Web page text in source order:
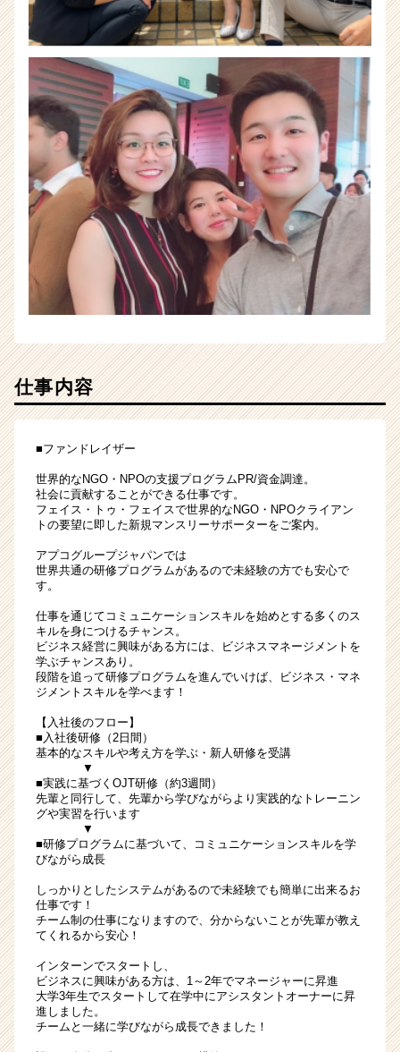
成
長
企
か
ら
カ
ウ
ト
が
届
く
就
活
サ
イ
ャ
リ
仕事内容
■ファンドレイザー
世界的なNGO・NPOの支援プログラムPR/資金調達。
社会に貢献することができる仕事です。
フェイス・トゥ・フェイスで世界的なNGO・NPOクライアン
トの要望に即した新規マンスリーサポーターをご案内。
アプコグループジャパンでは
世界共通の研修プログラムがあるので未経験の方でも安心で
す。
仕事を通じてコミュニケーションスキルを始めとする多くのス
キルを身につけるチャンス。
ビジネス経営に興味がある方には、ビジネスマネージメントを
学ぶチャンスあり。
段階を追って研修プログラムを進んでいけば、ビジネス・マネ
ジメントスキルを学べます！
【入社後のフロー】
■入社後研修（2日間）
基本的なスキルや考え方を学ぶ・新人研修を受講
▼
■実践に基づくOJT研修（約3週間）
先輩と同行して、先輩から学びながらより実践的なトレーニン
グや実習を行います
▼
■研修プログラムに基づいて、コミュニケーションスキルを学
びながら成長
しっかりとしたシステムがあるので未経験でも簡単に出来るお
仕事です！
チーム制の仕事になりますので、分からないことが先輩が教え
てくれるから安心！
インターンでスタートし、
ビジネスに興味がある方は、1～2年でマネージャーに昇進
大学3年生でスタートして在学中にアシスタントオーナーに昇
進しました。
チームと一緒に学びながら成長できました！